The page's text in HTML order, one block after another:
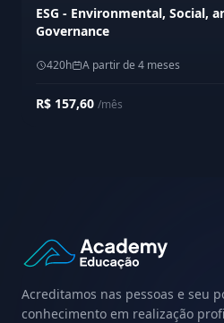
ESG - Environmental, Social,
Governance
420h A partir de 4 meses
R$ 157,60 /mês
Acreditamos nas pessoas e seu
conhecimento em realização